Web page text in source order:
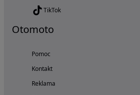
TikTok
Otomoto
Pomoc
Kontakt
Reklama